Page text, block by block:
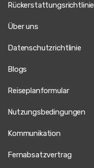
Rückerstattungsrichtlinie
Über uns
Datenschutzrichtlinie
Blogs
Reiseplanformular
Nutzungsbedingungen
Kommunikation
Fernabsatzvertrag